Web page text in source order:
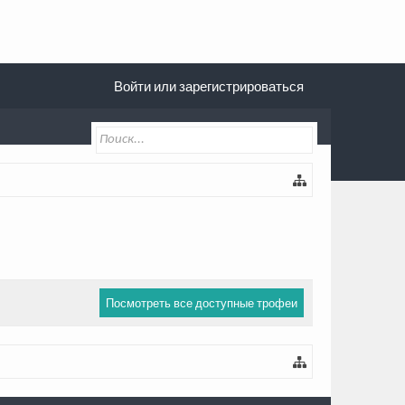
Посмотреть все доступные трофеи
Войти или зарегистрироваться